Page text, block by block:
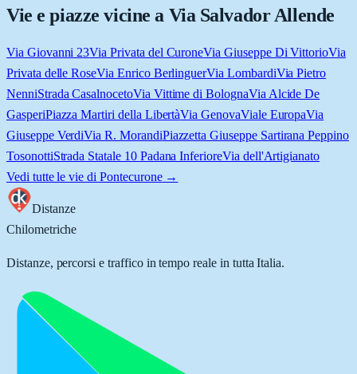
Vie e piazze vicine a Via Salvador Allende
Via Giovanni 23Via Privata del CuroneVia Giuseppe Di VittorioVia
Privata delle RoseVia Enrico BerlinguerVia LombardiVia Pietro
NenniStrada CasalnocetoVia Vittime di BolognaVia Alcide De
GasperiPiazza Martiri della LibertàVia GenovaViale EuropaVia
Giuseppe VerdiVia R. MorandiPiazzetta Giuseppe Sartirana Peppino
TosonottiStrada Statale 10 Padana InferioreVia dell'Artigianato
Vedi tutte le vie di Pontecurone→
Distanze
Chilometriche
Distanze, percorsi e traffico in tempo reale in tutta Italia.